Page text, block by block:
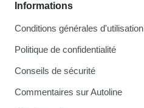
Informations
Conditions générales d'utilisation
Politique de confidentialité
Conseils de sécurité
Commentaires sur Autoline